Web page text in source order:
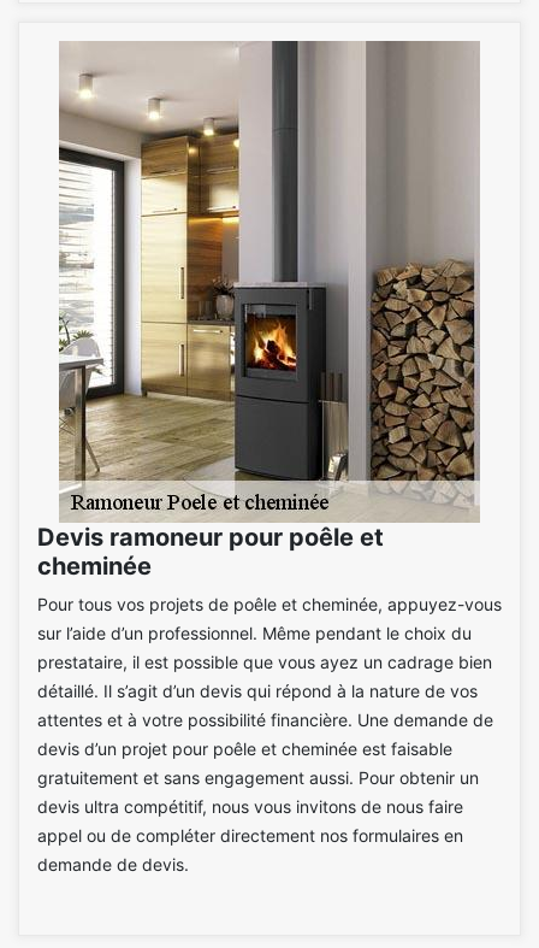
Devis ramoneur pour poêle et
cheminée
Pour tous vos projets de poêle et cheminée, appuyez-vous
sur l’aide d’un professionnel. Même pendant le choix du
prestataire, il est possible que vous ayez un cadrage bien
détaillé. Il s’agit d’un devis qui répond à la nature de vos
attentes et à votre possibilité financière. Une demande de
devis d’un projet pour poêle et cheminée est faisable
gratuitement et sans engagement aussi. Pour obtenir un
devis ultra compétitif, nous vous invitons de nous faire
appel ou de compléter directement nos formulaires en
demande de devis.